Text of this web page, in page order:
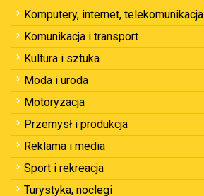
Komputery, internet, telekomunikacja
Komunikacja i transport
Kultura i sztuka
Moda i uroda
Motoryzacja
Przemysł i produkcja
Reklama i media
Sport i rekreacja
Turystyka, noclegi